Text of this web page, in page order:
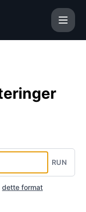
RUN
dette format